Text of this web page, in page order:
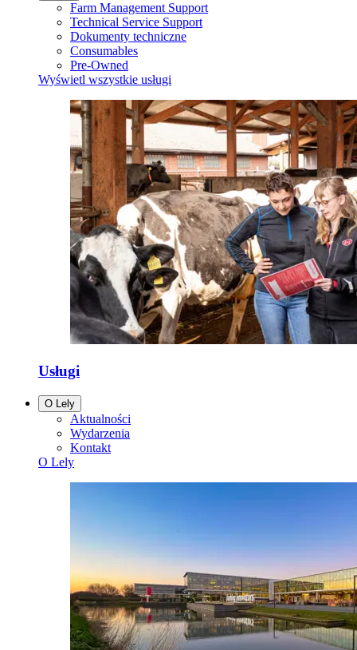
Farm Management Support
Technical Service Support
Dokumenty techniczne
Consumables
Pre-Owned
Wyświetl wszystkie usługi
Usługi
O Lely
Aktualności
Wydarzenia
Kontakt
O Lely